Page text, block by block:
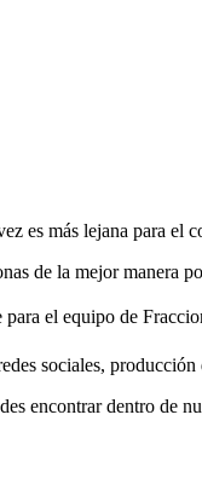
es más lejana para
de la mejor manera
el equipo de
sociales,
encontrar dentro de